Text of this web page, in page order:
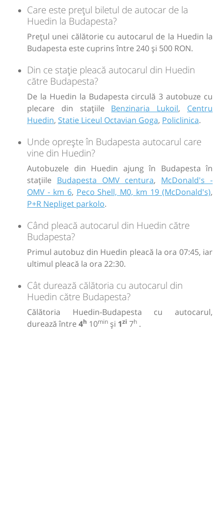
70
| Ultima actualizare:
Care este prețul biletul de autocar de la
Huedin la Budapesta?
Prețul unei călătorie cu autocarul de la Huedin la
Budapesta este cuprins între 240 și 500 RON.
Din ce stație pleacă autocarul din Huedin
către Budapesta?
De la Huedin la Budapesta circulă 3 autobuze cu
plecare din stațiile Benzinaria Lukoil, Centru
Huedin, Statie Liceul Octavian Goga, Policlinica.
Unde oprește în Budapesta autocarul care
vine din Huedin?
Autobuzele din Huedin ajung în Budapesta în
stațiile Budapesta OMV centura, McDonald's -
OMV - km 6, Peco Shell, M0, km 19 (McDonald's),
P+R Nepliget parkolo.
Când pleacă autocarul din Huedin către
Budapesta?
Primul autobuz din Huedin pleacă la ora 07:45, iar
ultimul pleacă la ora 22:30.
Cât durează călătoria cu autocarul din
Huedin către Budapesta?
Călătoria Huedin-Budapesta cu autocarul,
durează între 4h 10min și 1zi 7h .